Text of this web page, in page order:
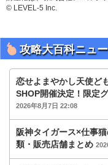
© LEVEL-5 Inc.
攻略大百科ニュ
恋せよまやかし天使ど
SHOP開催決定！限定
2026年8月7日 22:08
阪神タイガース×仕事
類・販売店舗まとめ